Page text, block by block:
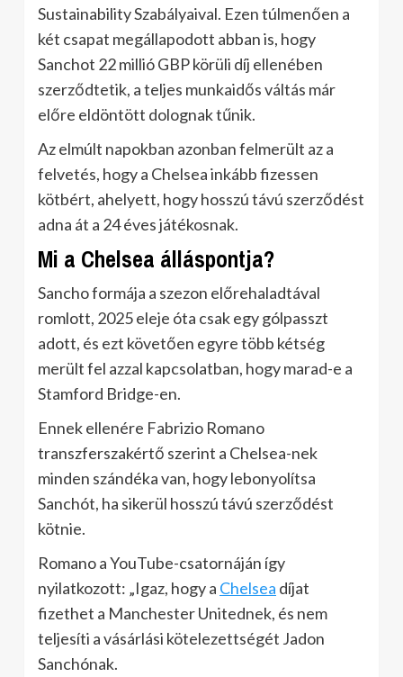
Sustainability Szabályaival. Ezen túlmenően a
két csapat megállapodott abban is, hogy
Sanchot 22 millió GBP körüli díj ellenében
szerződtetik, a teljes munkaidős váltás már
előre eldöntött dolognak tűnik.
Az elmúlt napokban azonban felmerült az a
felvetés, hogy a Chelsea inkább fizessen
kötbért, ahelyett, hogy hosszú távú szerződést
adna át a 24 éves játékosnak.
Mi a Chelsea álláspontja?
Sancho formája a szezon előrehaladtával
romlott, 2025 eleje óta csak egy gólpasszt
adott, és ezt követően egyre több kétség
merült fel azzal kapcsolatban, hogy marad-e a
Stamford Bridge-en.
Ennek ellenére Fabrizio Romano
transzferszakértő szerint a Chelsea-nek
minden szándéka van, hogy lebonyolítsa
Sanchót, ha sikerül hosszú távú szerződést
kötnie.
Romano a YouTube-csatornáján így
nyilatkozott: „Igaz, hogy a Chelsea díjat
fizethet a Manchester Unitednek, és nem
teljesíti a vásárlási kötelezettségét Jadon
Sanchónak.